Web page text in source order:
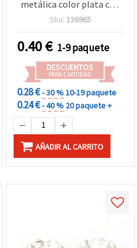
metálica color plata con
strass grises, 8 x 3,5 mm,
Sku: 136965
0.40€ 1-9 paquete
DESCUENTOS
PARA CANTIDAD
0.28 €- 30 %10-19 paquete
0.24 €- 40 % 20 paquete +
AÑADIR AL CARRITO